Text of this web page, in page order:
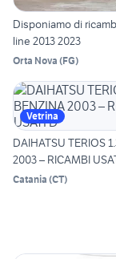
Disponiamo di
line 2013 2023
Orta Nova (FG)
Vetrina
DAIHATSU TERIOS
2003 – RICAMBI
Catania (CT)